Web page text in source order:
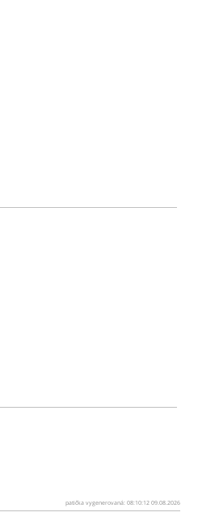
patička vygenerovaná: 08:10:12 09.08.2026